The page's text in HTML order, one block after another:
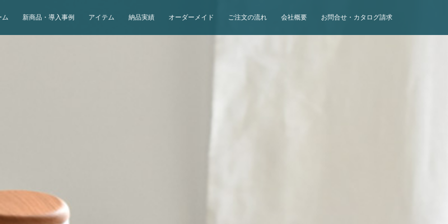
ム 新商品・導入事例 アイテム 納品実績 オーダーメイド ご注文の流れ 会社概要 お問合せ・カタログ請求